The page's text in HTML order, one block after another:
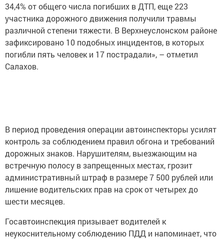
34,4% от общего числа погибших в ДТП, еще 223
участника дорожного движения получили травмы
различной степени тяжести. В Верхнеуслонском районе
зафиксировано 10 подобных инцидентов, в которых
погибли пять человек и 17 пострадали», – отметил
Салахов.
В период проведения операции автоинспекторы усилят
контроль за соблюдением правил обгона и требований
дорожных знаков. Нарушителям, выезжающим на
встречную полосу в запрещенных местах, грозит
административный штраф в размере 7 500 рублей или
лишение водительских прав на срок от четырех до
шести месяцев.
Госавтоинспекция призывает водителей к
неукоснительному соблюдению ПДД и напоминает, что